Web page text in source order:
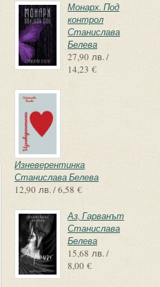
Монарх. Под
контрол
Станислава
Белева
27,90 лв. /
14,23 €
Изневерентинка
Станислава Белева
12,90 лв. / 6,58 €
Аз, Гарванът
Станислава
Белева
15,68 лв. /
8,00 €